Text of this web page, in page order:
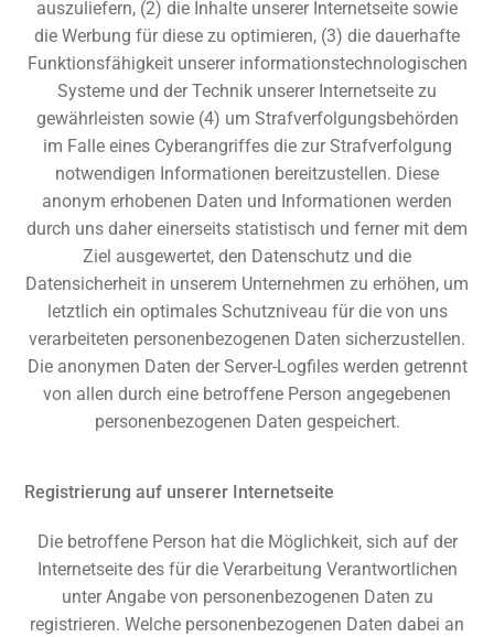
auszuliefern, (2) die Inhalte unserer Internetseite sowie
die Werbung für diese zu optimieren, (3) die dauerhafte
Funktionsfähigkeit unserer informationstechnologischen
Systeme und der Technik unserer Internetseite zu
gewährleisten sowie (4) um Strafverfolgungsbehörden
im Falle eines Cyberangriffes die zur Strafverfolgung
notwendigen Informationen bereitzustellen. Diese
anonym erhobenen Daten und Informationen werden
durch uns daher einerseits statistisch und ferner mit dem
Ziel ausgewertet, den Datenschutz und die
Datensicherheit in unserem Unternehmen zu erhöhen, um
letztlich ein optimales Schutzniveau für die von uns
verarbeiteten personenbezogenen Daten sicherzustellen.
Die anonymen Daten der Server-Logfiles werden getrennt
von allen durch eine betroffene Person angegebenen
personenbezogenen Daten gespeichert.
Registrierung auf unserer Internetseite
Die betroffene Person hat die Möglichkeit, sich auf der
Internetseite des für die Verarbeitung Verantwortlichen
unter Angabe von personenbezogenen Daten zu
registrieren. Welche personenbezogenen Daten dabei an